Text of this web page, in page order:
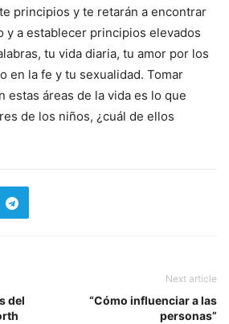
principios y te retarán a encontrar
y a establecer principios elevados
tu vida diaria, tu amor por los
en la fe y tu sexualidad. Tomar
estas áreas de la vida es lo que
de los niños, ¿cuál de ellos
del
Next article
“Cómo influenciar a las
personas”